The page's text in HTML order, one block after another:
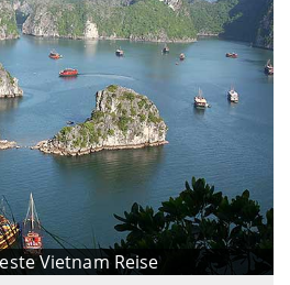
Vietnam Reise